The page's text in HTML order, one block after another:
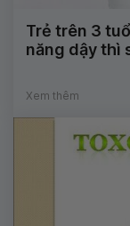
Trẻ trên 3
năng dậy thì
Xem thêm